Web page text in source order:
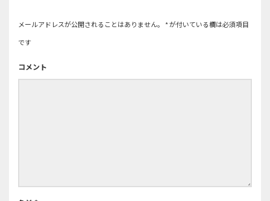
メールアドレスが公開されることはありません。 *が付いている欄は必須項目
です
コメント